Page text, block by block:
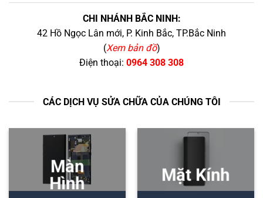
CHI NHÁNH BẮC NINH:
42 Hồ Ngọc Lân mới, P. Kinh Bắc, TP.Bắc Ninh
(Xem bản đồ)
Điện thoại: 0964 308 308
CÁC DỊCH VỤ SỬA CHỮA CỦA CHÚNG TÔI
Màn
Hình
Mặt Kính